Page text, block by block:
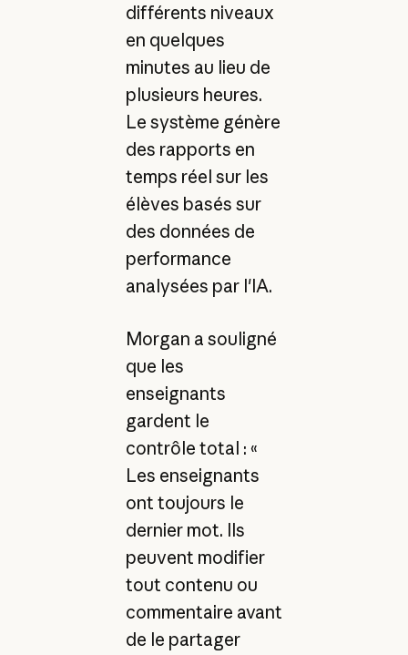
différents niveaux
en quelques
minutes au lieu de
plusieurs heures.
Le système génère
des rapports en
temps réel sur les
élèves basés sur
des données de
performance
analysées par l'IA.
Morgan a souligné
que les
enseignants
gardent le
contrôle total : «
Les enseignants
ont toujours le
dernier mot. Ils
peuvent modifier
tout contenu ou
commentaire avant
de le partager